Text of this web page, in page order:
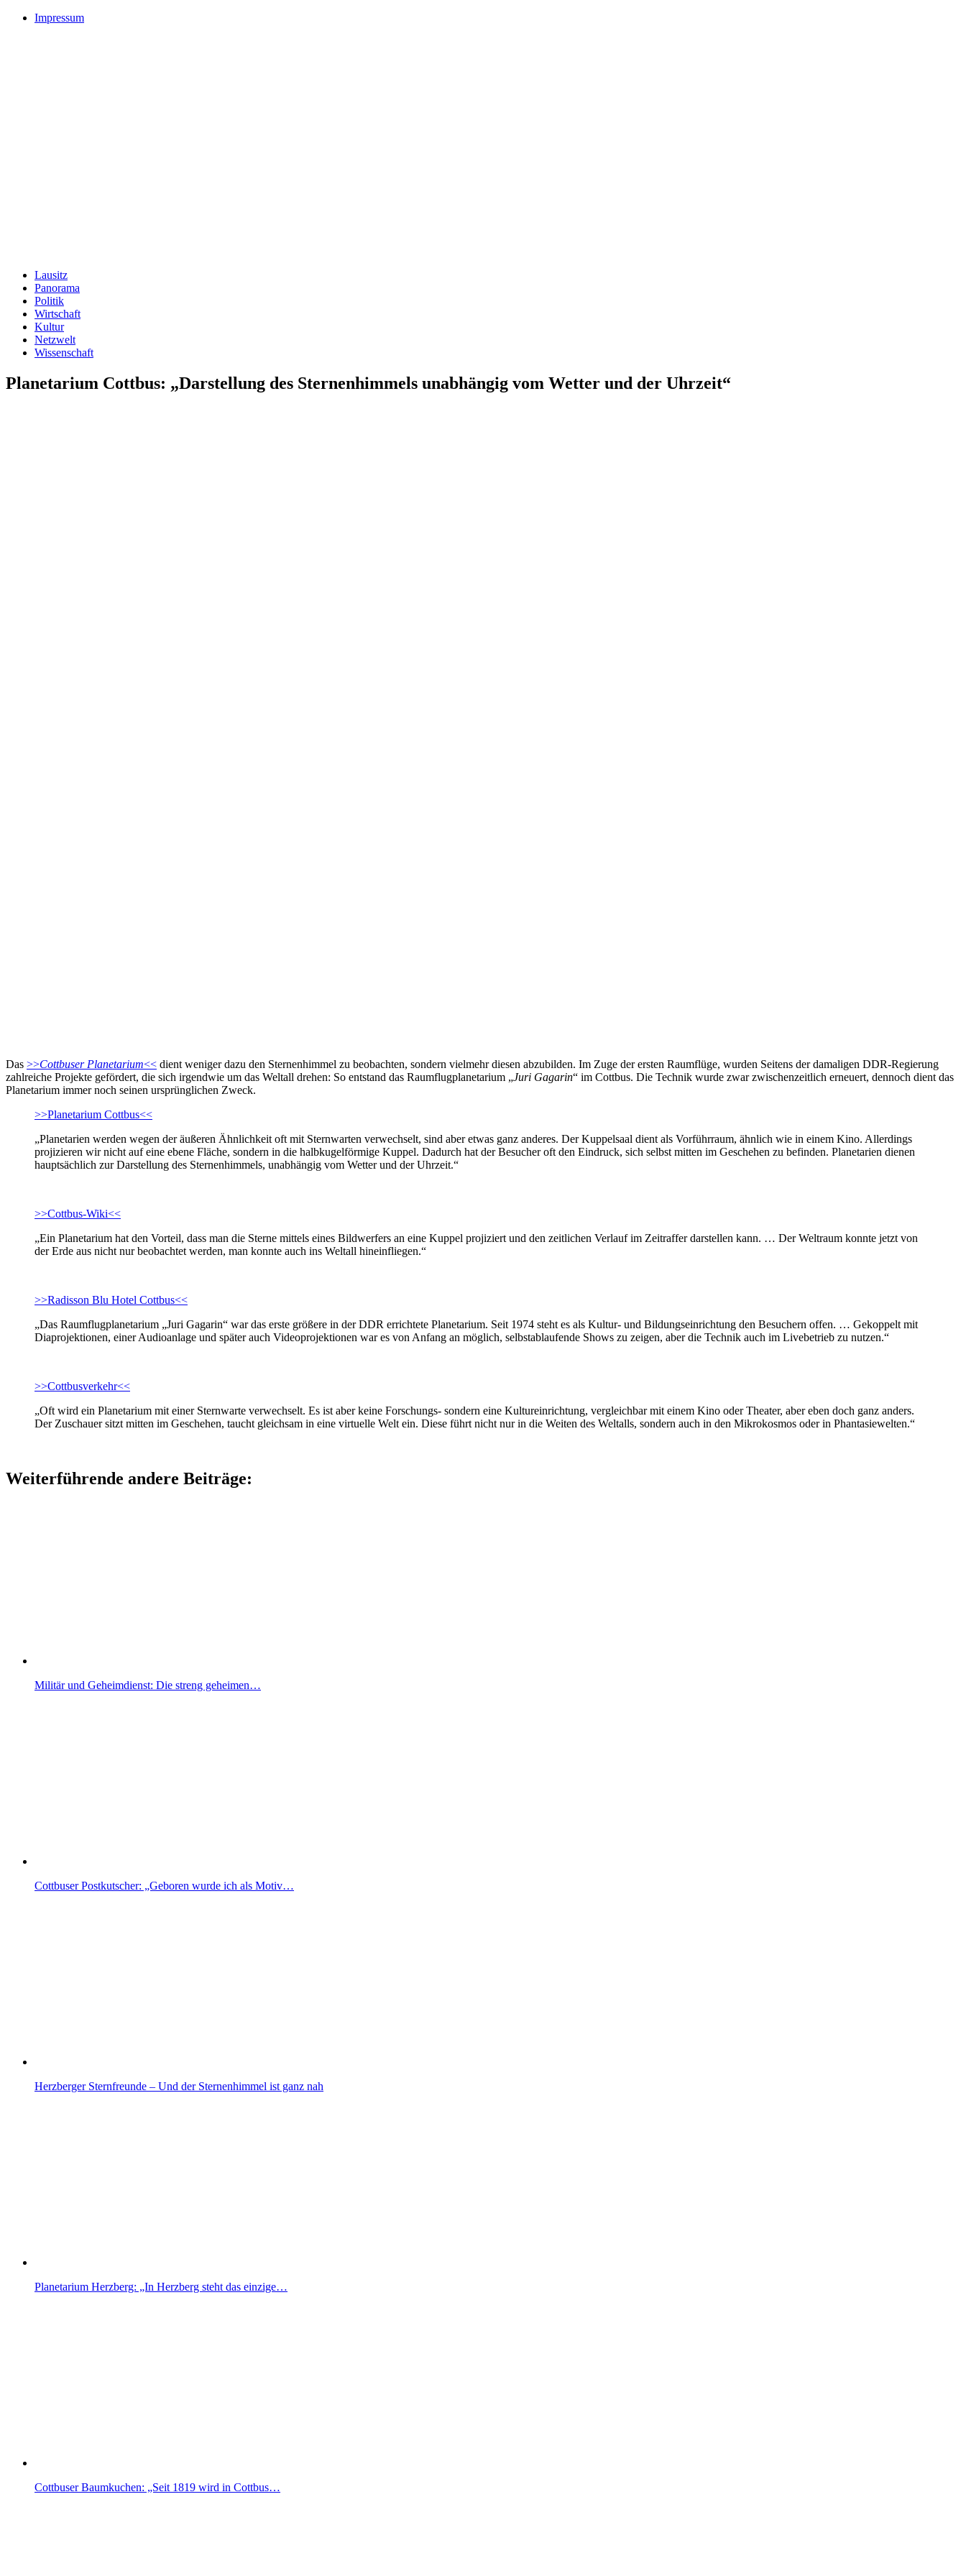
Impressum
Lausitz
Panorama
Politik
Wirtschaft
Kultur
Netzwelt
Wissenschaft
Planetarium Cottbus: „Darstellung des Sternenhimmels unabhängig vom Wetter und der Uhrzeit“
Das >>Cottbuser Planetarium<< dient weniger dazu den Sternenhimmel zu beobachten, sondern vielmehr diesen abzubilden. Im Zuge der ersten Raumflüge, wurden Seitens der damaligen DDR-Regierung
zahlreiche Projekte gefördert, die sich irgendwie um das Weltall drehen: So entstand das Raumflugplanetarium „Juri Gagarin“ im Cottbus. Die Technik wurde zwar zwischenzeitlich erneuert, dennoch dient das
Planetarium immer noch seinen ursprünglichen Zweck.
>>Planetarium Cottbus<<
„Planetarien werden wegen der äußeren Ähnlichkeit oft mit Sternwarten verwechselt, sind aber etwas ganz anderes. Der Kuppelsaal dient als Vorführraum, ähnlich wie in einem Kino. Allerdings
projizieren wir nicht auf eine ebene Fläche, sondern in die halbkugelförmige Kuppel. Dadurch hat der Besucher oft den Eindruck, sich selbst mitten im Geschehen zu befinden. Planetarien dienen
hauptsächlich zur Darstellung des Sternenhimmels, unabhängig vom Wetter und der Uhrzeit.“
>>Cottbus-Wiki<<
„Ein Planetarium hat den Vorteil, dass man die Sterne mittels eines Bildwerfers an eine Kuppel projiziert und den zeitlichen Verlauf im Zeitraffer darstellen kann. … Der Weltraum konnte jetzt von
der Erde aus nicht nur beobachtet werden, man konnte auch ins Weltall hineinfliegen.“
>>Radisson Blu Hotel Cottbus<<
„Das Raumflugplanetarium „Juri Gagarin“ war das erste größere in der DDR errichtete Planetarium. Seit 1974 steht es als Kultur- und Bildungseinrichtung den Besuchern offen. … Gekoppelt mit
Diaprojektionen, einer Audioanlage und später auch Videoprojektionen war es von Anfang an möglich, selbstablaufende Shows zu zeigen, aber die Technik auch im Livebetrieb zu nutzen.“
>>Cottbusverkehr<<
„Oft wird ein Planetarium mit einer Sternwarte verwechselt. Es ist aber keine Forschungs- sondern eine Kultureinrichtung, vergleichbar mit einem Kino oder Theater, aber eben doch ganz anders.
Der Zuschauer sitzt mitten im Geschehen, taucht gleichsam in eine virtuelle Welt ein. Diese führt nicht nur in die Weiten des Weltalls, sondern auch in den Mikrokosmos oder in Phantasiewelten.“
Weiterführende andere Beiträge:
Militär und Geheimdienst: Die streng geheimen…
Cottbuser Postkutscher: „Geboren wurde ich als Motiv…
Herzberger Sternfreunde – Und der Sternenhimmel ist ganz nah
Planetarium Herzberg: „In Herzberg steht das einzige…
Cottbuser Baumkuchen: „Seit 1819 wird in Cottbus…